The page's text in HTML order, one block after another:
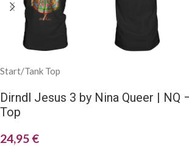
Start/Tank Top
Dirndl Jesus 3 by Nina Queer | NQ
Top
24,95 €